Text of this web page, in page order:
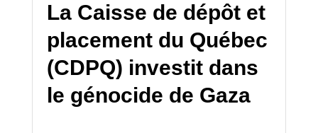
La Caisse de dépôt et
placement du Québec
(CDPQ) investit dans
le génocide de Gaza